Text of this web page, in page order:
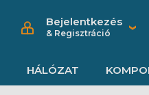
Bejelentkezés
& Regisztráció
HÁLÓZAT